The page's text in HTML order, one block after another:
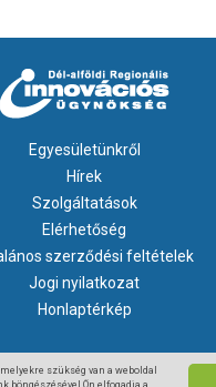
szükség van a weboldal
böngészésével Ön elfogadja a
Egyesületünkről
Hírek
Szolgáltatások
Elérhetőség
szerződési feltételek
Jogi nyilatkozat
Honlaptérkép
Innovációs Ügynökség 2008